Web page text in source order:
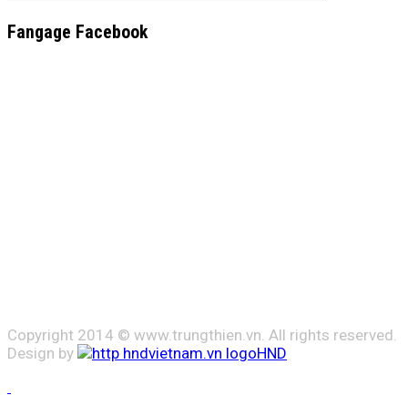
Fangage Facebook
Copyright 2014 © www.trungthien.vn. All rights reserved.
Design by